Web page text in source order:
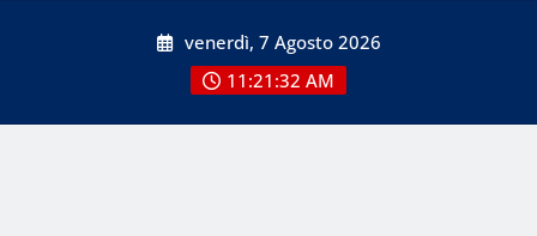
venerdì, 7 Agosto 2026
11:21:34 AM